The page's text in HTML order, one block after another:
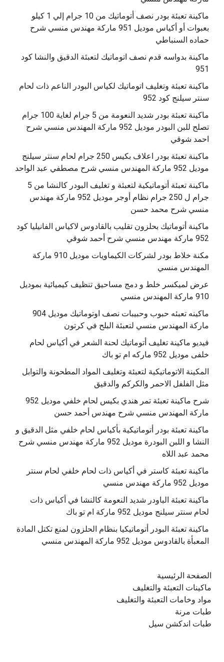
ماكينة تعبئة بودر نصف أتوماتيك من 10 جرام إلي 1 كيلو
بعبوات أو أكياس موديل 951 ماركة مهندس منسي شرح
حماده السنباطي
ماكينة بدواسه قدم نصف اتوماتيك لتعبئة الدقيق والنشا كود
951
ماكينة تعبئة وتغليف اتوماتيك لكياس البودر الناعم ذات لحام
سنتر سيلنج كود 952
ماكينة تعبئة بودر شديد النعومة من 5 جرام لغاية 100 جرام
تصلح للبن البودر موديل 952 ماركة المهندس منسي شرح
احمد شوقي
ماكينة تعبئة بودر اعلاف بكيس 250 جرام لحام سنتر سيلنج
موديل 952 ماركة المهندس منسي شرح مصطفي عبد الواحد
ماكينة تعبئة أتوماتيكية لتعبئة و تغليف البودر كالنشا من 5
جرام ل 250 جرام نظام أوجر موديل 952 ماركة مهندس
منسي شرح محمد حسن
‫ماكينة أتوماتيك بحلزون تقليب بالقادوس لاكياس الفانيليا كود
مكنة خلاط بودر لشركات الكيماويات موديل 910 ماركة
المهندس منسي
عرض لميكسر خلط و دمج مساحيق تنظيف كيميائية بموديل
910 ماركة المهندس منسي
‫ماكينه تعبئه حبوب وحبيبات نصف اوتوماتيك موديل 904
‫فيديو ماكينة تغليف أتوماتيك لحنة الشعر في أكياس لحام
خلفى موديل 952 ماركه ام تو باك
المكينة الاتوماتيكية لتعبئة وتغليف المواد المطحونة والتوابل
مثل الفلفل الاحمر والكركم والدقيق
‫شرح ماكينة تعبئة تمر هندي بكيس لحام خلفي موديل 952
ماكينة تعبئة بودر أتوماتيكية بأكياس لحام خلفي مثل الدقيق و
النشا و اللبن البودرة موديل 952 ماركة مهندس منسي شرح
محمد عبد اللاه
‫ماكينة تعبئة كاستر في أكياس ذات لحام خلفي لحام سنتر
موديل 952 ماركة مهندس منسي
‫ماكينة تعبئة الباودر شديد النعومة كالنشا في أكياس ذات
‫ماكينة تعبئة البودر أتوماتيكيا بنظام الحلزون لمنع تكتل المادة
الصفحة الرئيسية
ماكينات التعبئة والتغليف
مواد وخامات التعبئة والتغليف
طبات مرنة
طبات اندكشن سيل